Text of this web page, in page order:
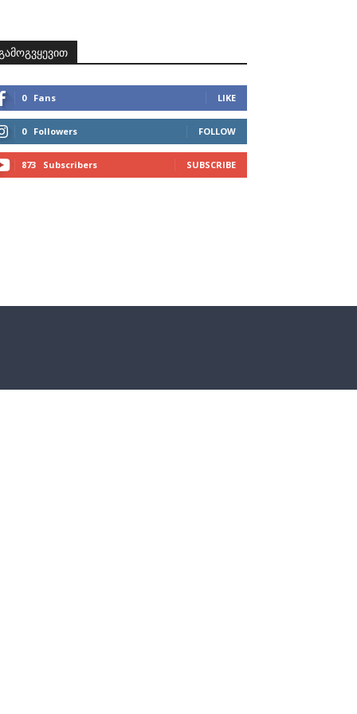
0 Fans LIKE
0 Followers FOLLOW
873 Subscribers SUBSCRIBE